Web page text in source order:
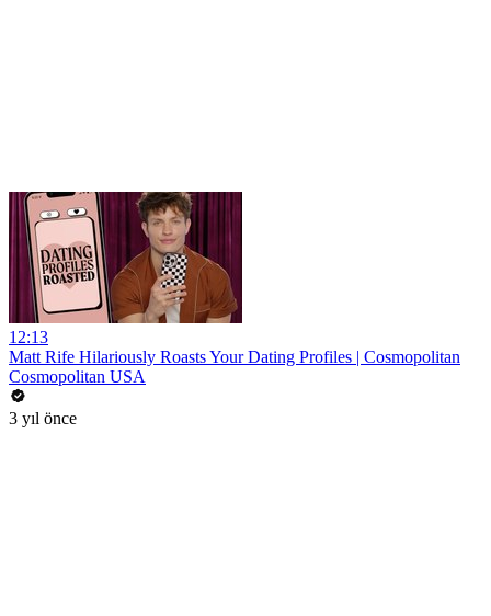
12:13
Matt Rife Hilariously Roasts Your Dating Profiles | Cosmopolitan
Cosmopolitan USA
3 yıl önce